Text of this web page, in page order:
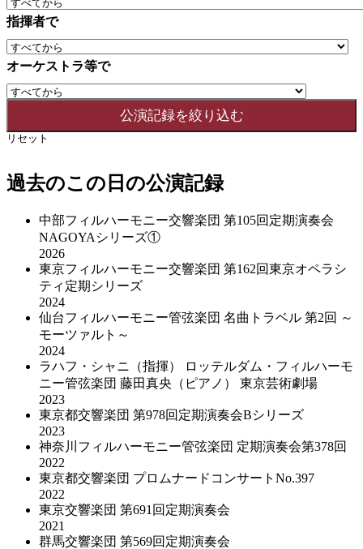
指揮者で
オーケストラ等で
リセット
過去のこの日の公演記録
中部フィルハーモニー交響楽団 第105回定期演奏会
NAGOYAシリーズ①
2026
東京フィルハーモニー交響楽団 第162回東京オペラシ
ティ定期シリーズ
2024
仙台フィルハーモニー管弦楽団 名曲トラベル 第2回 ～
モーツァルト～
2024
ラハフ・シャニ（指揮） ロッテルダム・フィルハーモ
ニー管弦楽団 藤田真央（ピアノ） 東京芸術劇場
2023
東京都交響楽団 第978回定期演奏会Bシリーズ
2023
神奈川フィルハーモニー管弦楽団 定期演奏会第378回
2022
東京都交響楽団 プロムナードコンサートNo.397
2022
東京交響楽団 第691回定期演奏会
2021
群馬交響楽団 第569回定期演奏会